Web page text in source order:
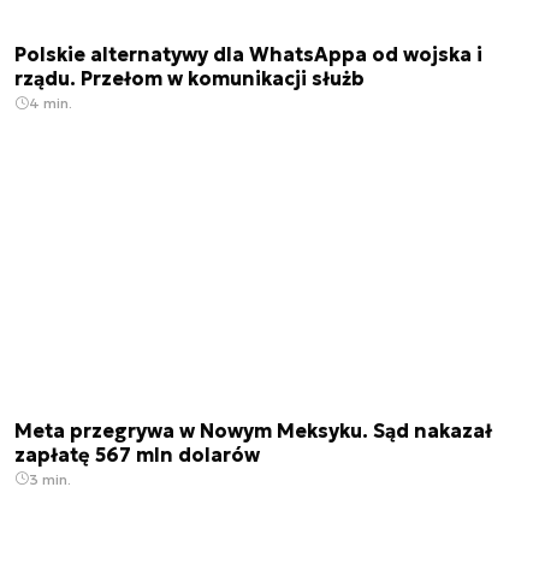
Polskie alternatywy dla WhatsAppa od wojska i
rządu. Przełom w komunikacji służb
4 min.
Meta przegrywa w Nowym Meksyku. Sąd nakazał
zapłatę 567 mln dolarów
3 min.